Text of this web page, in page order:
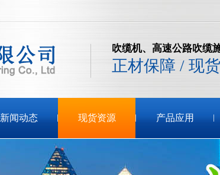
吹缆机、高速公路吹缆
正材保障 / 现
新闻动态 现货资源 产品应用